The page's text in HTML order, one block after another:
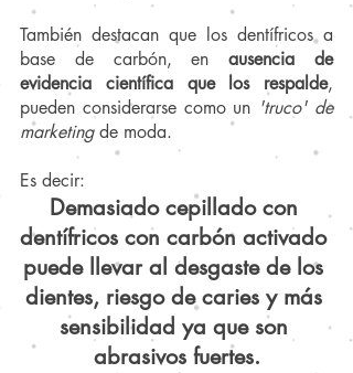
También destacan que los dentífricos a
base de carbón, en ausencia de
evidencia científica que los respalde,
pueden considerarse como un 'truco' de
marketing de moda.
Es decir:
Demasiado cepillado con
dentífricos con carbón activado
puede llevar al desgaste de los
dientes, riesgo de caries y más
sensibilidad ya que son
abrasivos fuertes.